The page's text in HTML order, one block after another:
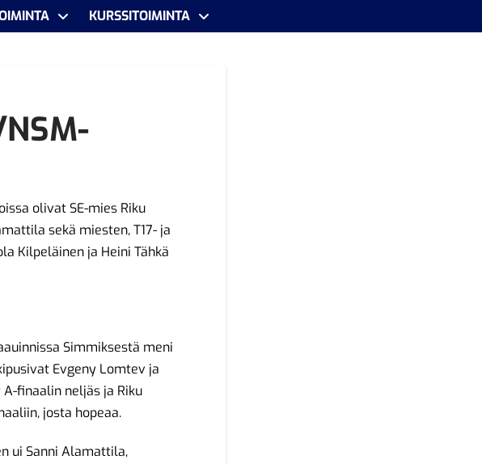
KURSSITOIMINTA
olivat SE-mies Riku
sekä miesten, T17- ja
Kilpeläinen ja Heini Tähkä
Simmiksestä meni
Evgeny Lomtev ja
finaalin neljäs ja Riku
josta hopeaa.
ui Sanni Alamattila,